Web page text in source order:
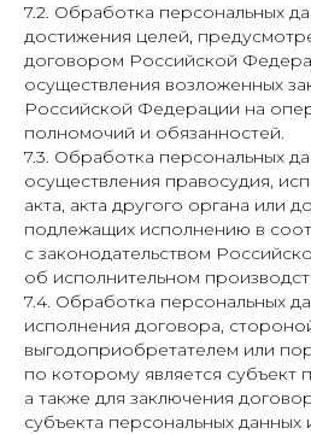
7.2. Обработка персональных
достижения целей,
договором Российской
осуществления возложенных
Российской Федерации на
полномочий и обязанностей.
7.3. Обработка персональных
осуществления правосудия,
акта, акта другого органа или
подлежащих исполнению в
с законодательством
об исполнительном
7.4. Обработка персональных
исполнения договора,
выгодоприобретателем или
по которому является субъект
а также для заключения
субъекта персональных данных